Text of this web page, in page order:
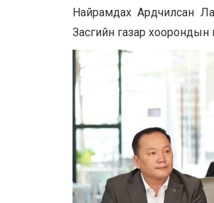
Найрамдах Ардчилсан
Засгийн газар